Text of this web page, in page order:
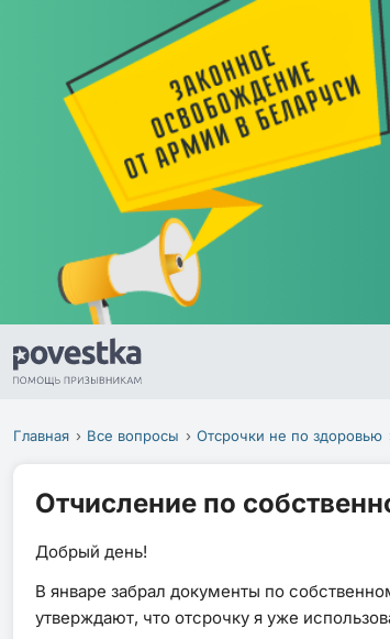
Главная Все вопросы Отсрочки не по здоровью
Отчисление по
Добрый день!
В январе забрал документы по
утверждают, что отсрочку я уже